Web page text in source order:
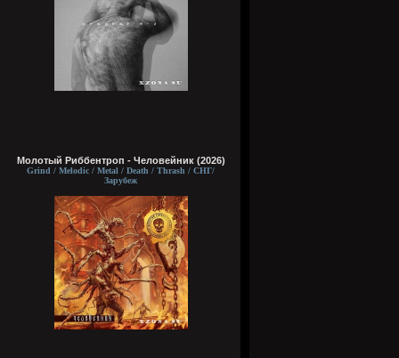
Молотый Риббентроп - Человейник (2026)
Grind / Melodic / Metal / Death / Thrash / СНГ/
Зарубеж